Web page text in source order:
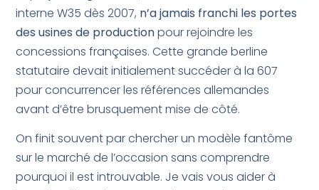
interne W35 dès 2007, n’a jamais franchi les portes
des usines de productionpour rejoindre les
concessions françaises. Cette grande berline
statutaire devait initialement succéder à la 607
pour concurrencer les références allemandes
avant d’être brusquement mise de côté.
On finit souvent par chercher un modèle fantôme
sur le marché de l’occasion sans comprendre
pourquoi il est introuvable. Je vais vous aider à